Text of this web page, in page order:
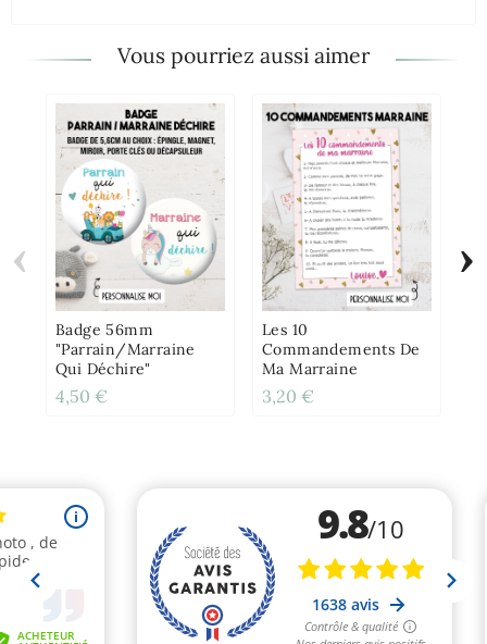
Vous pourriez aussi aimer
Badge 56mm
"Parrain/Marraine
Qui Déchire"
4,50 €
Les 10
Commandements De
Ma Marraine
3,20 €
‹ ›